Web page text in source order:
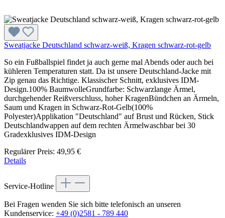
Sweatjacke Deutschland schwarz-weiß, Kragen schwarz-rot-gelb
So ein Fußballspiel findet ja auch gerne mal Abends oder auch bei
kühleren Temperaturen statt. Da ist unsere Deutschland-Jacke mit
Zip genau das Richtige. Klassischer Schnitt, exklusives IDM-
Design.100% BaumwolleGrundfarbe: Schwarzlange Ärmel,
durchgehender Reißverschluss, hoher KragenBündchen an Ärmeln,
Saum und Kragen in Schwarz-Rot-Gelb(100%
Polyester)Applikation "Deutschland" auf Brust und Rücken, Stick
Deutschlandwappen auf dem rechten Ärmelwaschbar bei 30
Gradexklusives IDM-Design
Regulärer Preis: 49,95 €
Details
Service-Hotline
Bei Fragen wenden Sie sich bitte telefonisch an unseren
Kundenservice: +49 (0)2581 - 789 440